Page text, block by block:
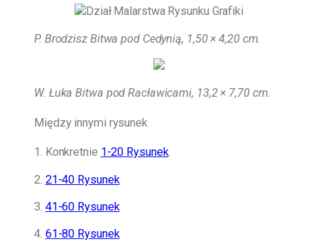
P. Brodzisz Bitwa pod Cedynią, 1,50 × 4,20 cm.
W. Łuka Bitwa pod Racławicami, 13,2 × 7,70 cm.
Między innymi rysunek
1. Konkretnie 1-20 Rysunek.
2. 21-40 Rysunek
3. 41-60 Rysunek
4. 61-80 Rysunek